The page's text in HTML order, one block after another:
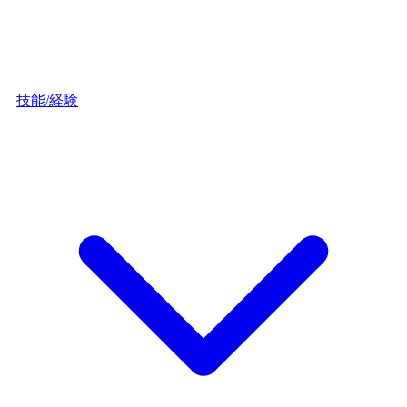
技能/経験